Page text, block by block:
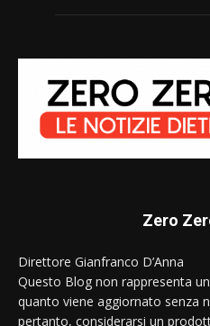
Zero
Direttore Gianfranco D’Anna
Questo Blog non rappresenta
quanto viene aggiornato senza
pertanto, considerarsi un